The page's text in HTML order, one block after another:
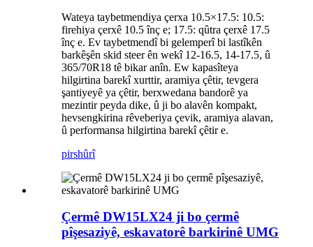
Wateya taybetmendiya çerxa 10.5×17.5: 10.5:
firehiya çerxê 10.5 înç e; 17.5: qûtra çerxê 17.5
înç e. Ev taybetmendî bi gelemperî bi lastîkên
barkêşên skid steer ên wekî 12-16.5, 14-17.5, û
365/70R18 tê bikar anîn. Ew kapasîteya
hilgirtina barekî xurttir, aramiya çêtir, tevgera
şantiyeyê ya çêtir, berxwedana bandorê ya
mezintir peyda dike, û ji bo alavên kompakt,
hevsengkirina rêveberiya çevik, aramiya alavan,
û performansa hilgirtina barekî çêtir e.
pirshûrî
Çermê DW15LX24 ji bo çermê
pîşesaziyê, eskavatorê barkirinê UMG